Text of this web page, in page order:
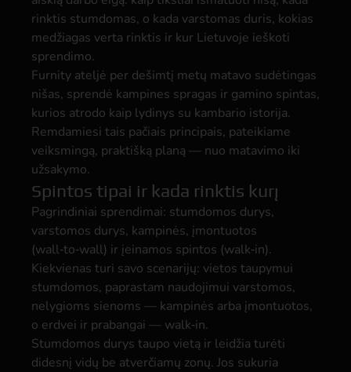
rinktis stumdomas, o kada varstomas duris, kokias
medžiagas verta rinktis ir kur Lietuvoje ieškoti
sprendimo.
Furnity ateljė per dešimtį metų matavo sudėtingas
nišas, sprendė kampines spragas ir gamino spintas,
kurios atrodo kaip lydinys su kambario istorija.
Remdamiesi tais pačiais principais, pateikiame
veiksmingą, praktišką planą — nuo matavimo iki
užsakymo.
Spintos tipai ir kada rinktis kurį
Pagrindiniai sprendimai: stumdomos durys,
varstomos durys, kampinės, įmontuotos
(wall‑to‑wall) ir įeinamos spintos (walk‑in).
Kiekvienas turi savo scenarijų: vietos taupymui
stumdomos, paprastam naudojimui varstomos,
nelygioms sienoms — kampinės arba įmontuotos,
o erdvei ir prabangai — walk‑in.
Stumdomos durys taupo vietą ir leidžia turėti
didesnį vidų be atverčiamų zonų. Jos sukuria